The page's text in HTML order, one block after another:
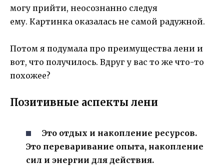
могу прийти, неосознанно следуя
ему. Картинка оказалась не самой радужной.
Потом я подумала про преимущества лени и
вот, что получилось. Вдруг у вас то же что-то
похожее?
Позитивные аспекты лени
Это отдых и накопление ресурсов.
Это переваривание опыта, накопление
сил и энергии для действия.